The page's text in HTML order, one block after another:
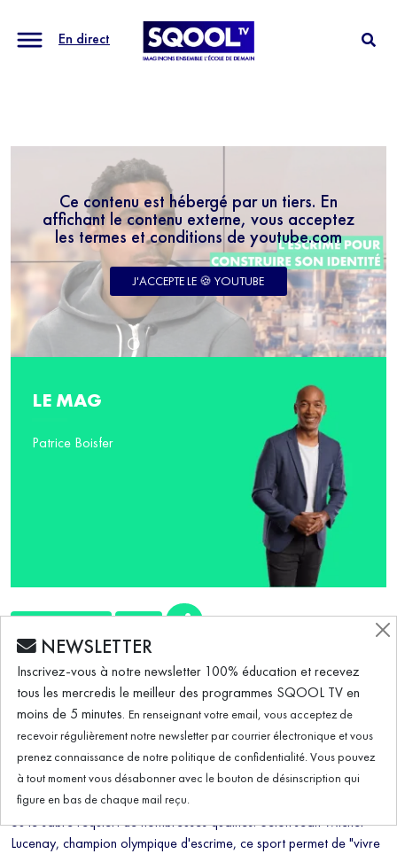
En direct
Ce contenu est hébergé par un tiers. En
affichant le contenu externe, vous acceptez
les termes et conditions de youtube.com
J'ACCEPTE LE 🍪 YOUTUBE
ÉMISSION DU 29.03.2023
L’escrime pour construire son identité
Agilité, détermination, endurance… L'art de manier le fleuret, l'épée
ou le sabre requiert de nombreuses qualités. Selon Jean-Michel
Lucenay, champion olympique d'escrime, ce sport permet de "vivre
EXTRA-SCOLAIRE SPORT
LE MAG
Patrice Boisfer
NEWSLETTER
Inscrivez-vous à notre newsletter 100% éducation et recevez
tous les mercredis le meilleur des programmes SQOOL TV en
moins de 5 minutes. En renseignant votre email, vous acceptez de
recevoir régulièrement notre newsletter par courrier électronique et vous
prenez connaissance de notre politique de confidentialité. Vous pouvez
à tout moment vous désabonner avec le bouton de désinscription qui
figure en bas de chaque mail reçu.